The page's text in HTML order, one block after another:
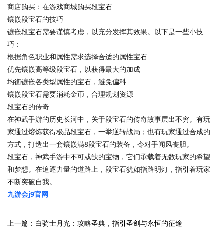
商店购买：在游戏商城购买段宝石
镶嵌段宝石的技巧
镶嵌段宝石需要谨慎考虑，以充分发挥其效果。以下是一些小技
巧：
根据角色职业和属性需求选择合适的属性宝石
优先镶嵌高等级段宝石，以获得最大的加成
均衡镶嵌各类型属性的宝石，避免偏科
镶嵌段宝石需要消耗金币，合理规划资源
段宝石的传奇
在神武手游的历史长河中，关于段宝石的传奇故事层出不穷。有玩
家通过熔炼获得极品段宝石，一举逆转战局；也有玩家通过合成的
方式，打造出一套镶嵌满8段宝石的装备，令对手闻风丧胆。
段宝石，神武手游中不可或缺的宝物，它们承载着无数玩家的希望
和梦想。在追逐力量的道路上，段宝石犹如指路明灯，指引着玩家
不断突破自我。
九游会j9官网
上一篇：白骑士月光：攻略圣典，指引圣剑与永恒的征途